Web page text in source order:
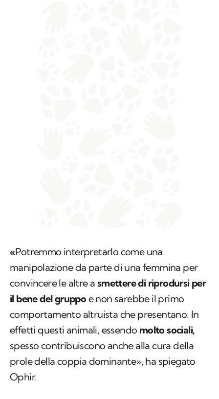
«Potremmo interpretarlo come una
manipolazione da parte di una femmina per
convincere le altre a smettere di riprodursi per
il bene del gruppo e non sarebbe il primo
comportamento altruista che presentano. In
effetti questi animali, essendo molto sociali,
spesso contribuiscono anche alla cura della
prole della coppia dominante», ha spiegato
Ophir.